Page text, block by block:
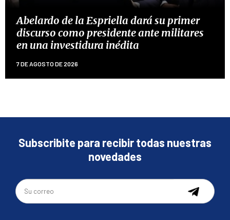
Abelardo de la Espriella dará su primer
discurso como presidente ante militares
en una investidura inédita
7 DE AGOSTO DE 2026
Subscribite para recibir todas nuestras
novedades